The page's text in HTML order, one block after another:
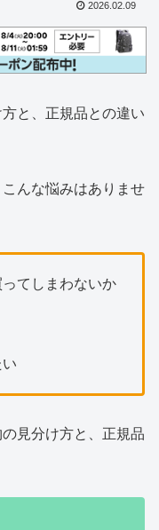
2026.02.09
と、正規品との違い
んな悩みはありませ
てしまわないか
見分け方と、正規品